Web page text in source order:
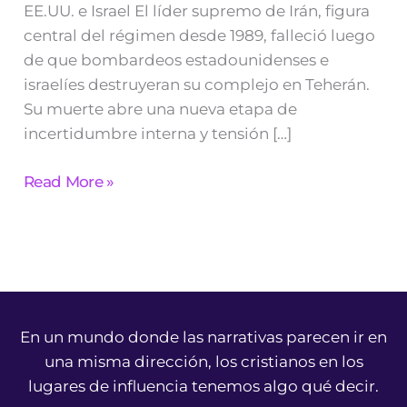
EE.UU. e Israel El líder supremo de Irán, figura
central del régimen desde 1989, falleció luego
de que bombardeos estadounidenses e
israelíes destruyeran su complejo en Teherán.
Su muerte abre una nueva etapa de
incertidumbre interna y tensión […]
Read More »
En un mundo donde las narrativas parecen ir en
una misma dirección, los cristianos en los
lugares de influencia tenemos algo qué decir.